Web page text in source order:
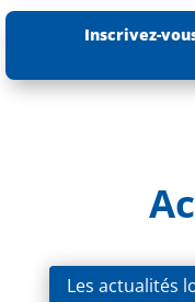
Inscrivez-
Les actualités